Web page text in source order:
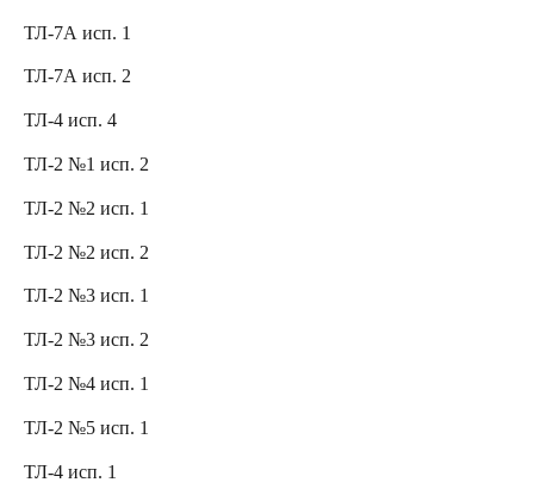
ТЛ-7А исп. 1
ТЛ-7А исп. 2
ТЛ-4 исп. 4
ТЛ-2 №1 исп. 2
ТЛ-2 №2 исп. 1
ТЛ-2 №2 исп. 2
ТЛ-2 №3 исп. 1
ТЛ-2 №3 исп. 2
ТЛ-2 №4 исп. 1
ТЛ-2 №5 исп. 1
ТЛ-4 исп. 1